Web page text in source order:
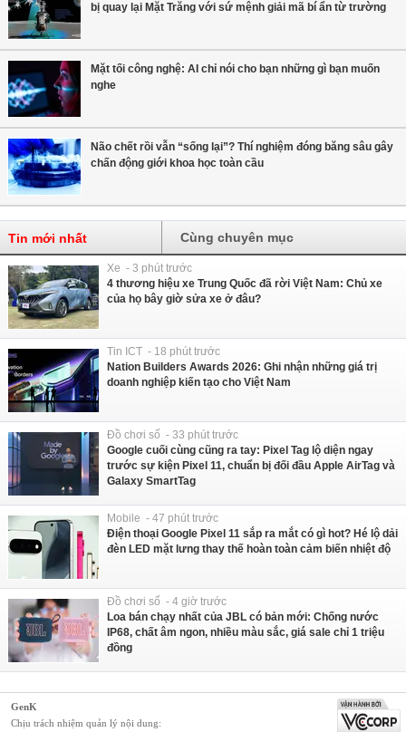
bị quay lại Mặt Trăng với sứ mệnh giải mã bí ẩn từ trường
Mặt tối công nghệ: AI chỉ nói cho bạn những gì bạn muốn
nghe
Não chết rồi vẫn “sống lại”? Thí nghiệm đóng băng sâu gây
chấn động giới khoa học toàn cầu
Tin mới nhất Cùng chuyên mục
Xe - 3 phút trước
4 thương hiệu xe Trung Quốc đã rời Việt Nam: Chủ xe
của họ bây giờ sửa xe ở đâu?
Tin ICT - 18 phút trước
Nation Builders Awards 2026: Ghi nhận những giá trị
doanh nghiệp kiến tạo cho Việt Nam
Đồ chơi số - 33 phút trước
Google cuối cùng cũng ra tay: Pixel Tag lộ diện ngay
trước sự kiện Pixel 11, chuẩn bị đối đầu Apple AirTag và
Galaxy SmartTag
Mobile - 47 phút trước
Điện thoại Google Pixel 11 sắp ra mắt có gì hot? Hé lộ dải
đèn LED mặt lưng thay thế hoàn toàn cảm biến nhiệt độ
Đồ chơi số - 4 giờ trước
Loa bán chạy nhất của JBL có bản mới: Chống nước
IP68, chất âm ngon, nhiều màu sắc, giá sale chỉ 1 triệu
đồng
GenK
Chịu trách nhiệm quản lý nội dung: